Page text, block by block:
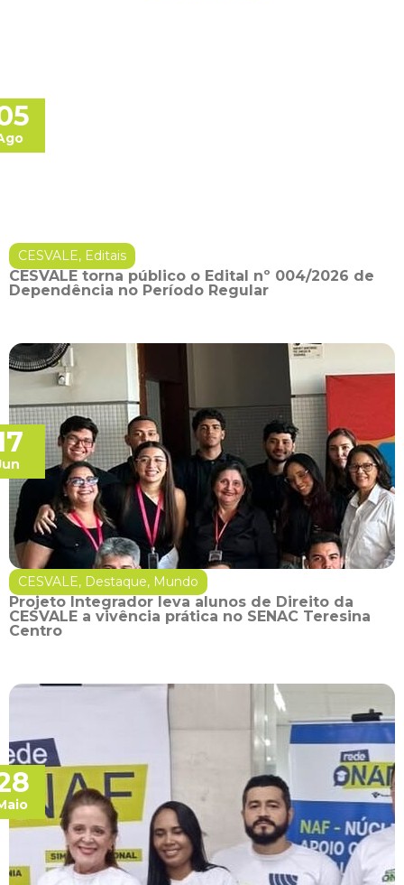
CESVALE, Editais
CESVALE torna público o Edital nº 004/2026 de
Dependência no Período Regular
CESVALE, Destaque, Mundo
Projeto Integrador leva alunos de Direito da
CESVALE a vivência prática no SENAC Teresina
Centro